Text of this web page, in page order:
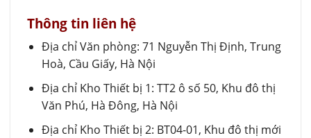
Thông tin liên hệ
Địa chỉ Văn phòng: 71 Nguyễn Thị Định, Trung
Hoà, Cầu Giấy, Hà Nội
Địa chỉ Kho Thiết bị 1: TT2 ô số 50, Khu đô thị
Văn Phú, Hà Đông, Hà Nội
Địa chỉ Kho Thiết bị 2: BT04-01, Khu đô thị mới